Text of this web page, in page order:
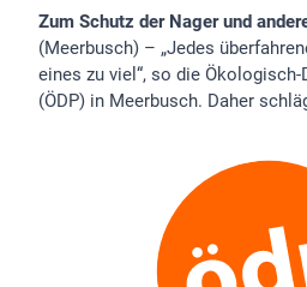
Zum Schutz der Nager und
(Meerbusch) – „Jedes
eines zu viel“, so die
(ÖDP) in Meerbusch. Daher